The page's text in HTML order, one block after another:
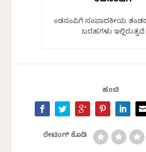
ಕೆಂಡಸಂಪಿಗೆ ಸಂಪಾದಕೀಯ
ಬರಹಗಳು ಇಲ್ಲಿರುತ್ತವೆ
ಹಂಚಿ
ರೇಟಿಂಗ್ ಕೊಡಿ